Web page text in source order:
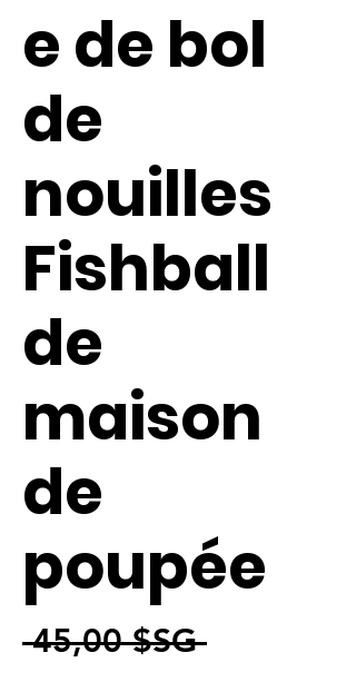
e de bol
de
nouilles
Fishball
de
maison
de
poupée
45,00 $SG Prix